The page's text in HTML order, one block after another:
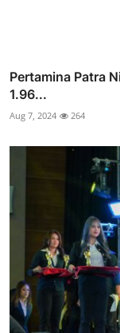
Pertamina Patra
1.96...
Aug 7, 2024 264